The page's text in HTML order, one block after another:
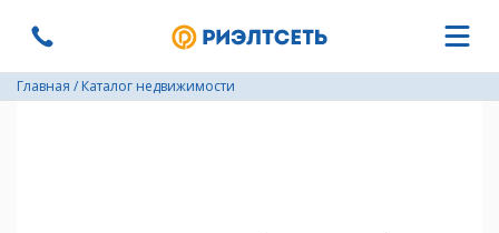
Главная / Каталог недвижимости